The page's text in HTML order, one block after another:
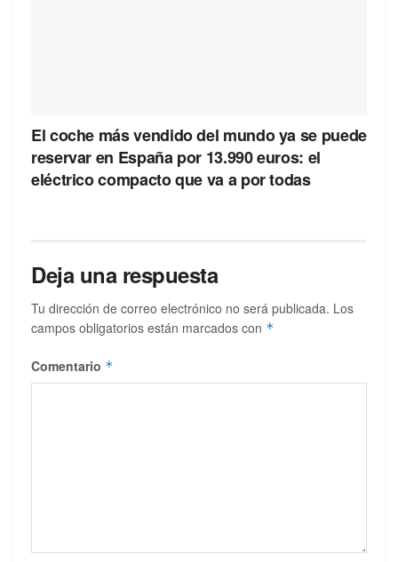
El coche más vendido del mundo ya se puede
reservar en España por 13.990 euros: el
eléctrico compacto que va a por todas
Deja una respuesta
Tu dirección de correo electrónico no será publicada. Los
campos obligatorios están marcados con *
Comentario *